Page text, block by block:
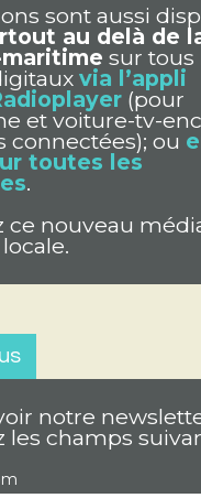
sont aussi
au delà de
sur tous
via l’appli
(pour
et voiture-tv-
connectées); ou
toutes les
.
ce nouveau
notre
les champs